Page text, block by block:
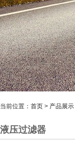
当前位置： 首页 > 产品展示
液压过滤器